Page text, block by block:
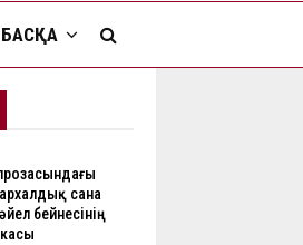
БАСҚА
прозасындағы
сана
бейнесінің